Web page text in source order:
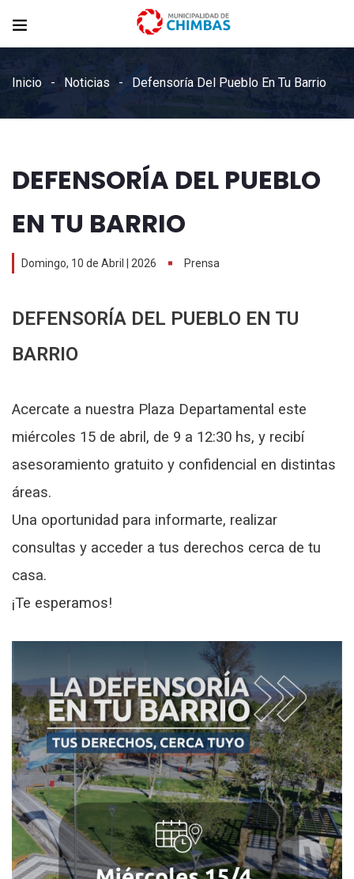
Inicio Noticias Defensoría Del Pueblo En Tu Barrio
DEFENSORÍA DEL PUEBLO
EN TU BARRIO
Domingo, 10 de Abril | 2026 Prensa
DEFENSORÍA DEL PUEBLO EN TU
BARRIO
Acercate a nuestra Plaza Departamental este
miércoles 15 de abril, de 9 a 12:30 hs, y recibí
asesoramiento gratuito y confidencial en distintas
áreas.
Una oportunidad para informarte, realizar
consultas y acceder a tus derechos cerca de tu
casa.
¡Te esperamos!